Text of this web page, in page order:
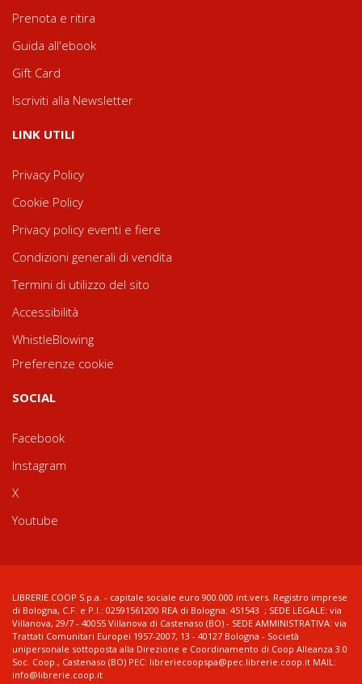
Prenota e ritira
Guida all'ebook
Gift Card
Iscriviti alla Newsletter
LINK UTILI
Privacy Policy
Cookie Policy
Privacy policy eventi e fiere
Condizioni generali di vendita
Termini di utilizzo del sito
Accessibilità
WhistleBlowing
Preferenze cookie
SOCIAL
Facebook
Instagram
X
Youtube
LIBRERIE.COOP S.p.a. - capitale sociale euro 900.000 int.vers. Registro imprese
di Bologna, C.F. e P.I.: 02591561200 REA di Bologna: 451543 ; SEDE LEGALE: via
Villanova, 29/7 - 40055 Villanova di Castenaso (BO) - SEDE AMMINISTRATIVA: via
Trattati Comunitari Europei 1957-2007, 13 - 40127 Bologna - Società
unipersonale sottoposta alla Direzione e Coordinamento di Coop Alleanza 3.0
Soc. Coop., Castenaso (BO) PEC: libreriecoopspa@pec.librerie.coop.it MAIL:
info@librerie.coop.it